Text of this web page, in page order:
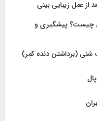
عمل زیبایی بینی
چیست؟ پیشگیری و
(برداشتن دنده کمر)